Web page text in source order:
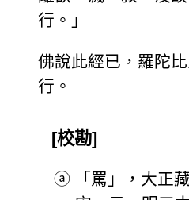
行。」
佛說此經已，羅陀
行。
[校勘]
ⓐ
「罵」，大正